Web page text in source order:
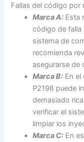
Fallas del código por
Marca A: Esta
código de falla
sistema de
recomienda
asegurarse de
Marca B: En el
P2198 puede
demasiado
verificar el
limpiar los
Marca C: En